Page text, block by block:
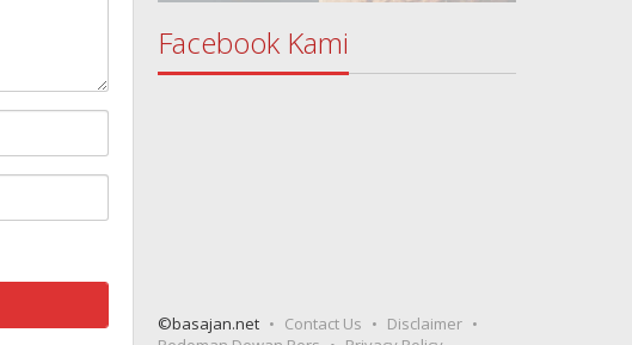
Facebook Kami
©basajan.net Contact Us
Disclaimer